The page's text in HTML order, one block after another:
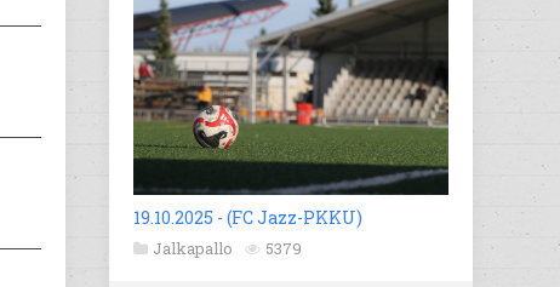
19.10.2025 - (FC Jazz-PKKU)
Jalkapallo 5379